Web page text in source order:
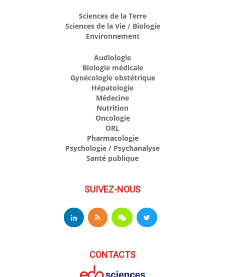
Sciences de la Terre
Sciences de la Vie / Biologie
Environnement
Audiologie
Biologie médicale
Gynécologie obstétrique
Hépatologie
Médecine
Nutrition
Oncologie
ORL
Pharmacologie
Psychologie / Psychanalyse
Santé publique
SUIVEZ-NOUS
CONTACTS